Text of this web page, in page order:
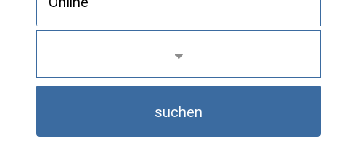
suchen